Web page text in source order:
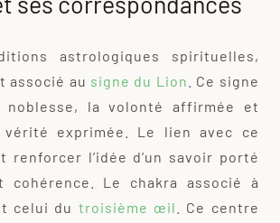
astrologiques spirituelles,
associé au signe du Lion . Ce signe
noblesse, la volonté affirmée et
vérité exprimée. Le lien avec ce
renforcer l’idée d’un savoir porté
Le chakra associé à
celui du troisième œil
. Ce centre